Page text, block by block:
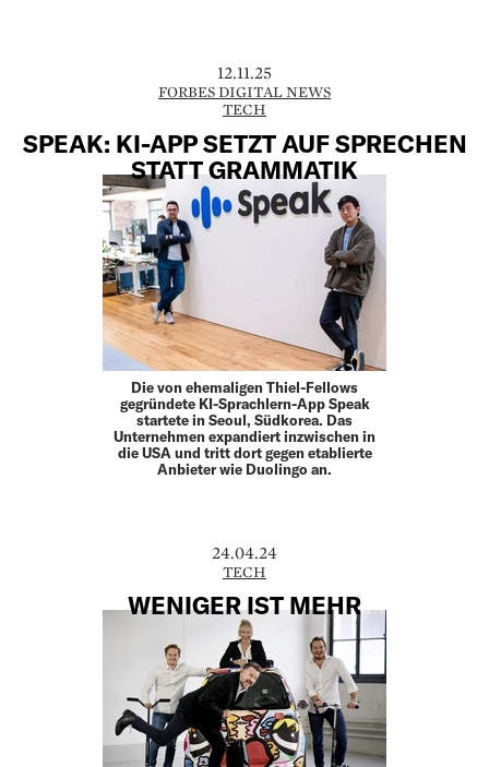
12.11.25
FORBES DIGITAL NEWS
TECH
SPEAK: KI-APP SETZT AUF SPRECHEN
STATT GRAMMATIK
Die von ehemaligen Thiel-Fellows
gegründete KI-Sprachlern-App Speak
startete in Seoul, Südkorea. Das
Unternehmen expandiert inzwischen in
die USA und tritt dort gegen etablierte
Anbieter wie Duolingo an.
24.04.24
TECH
WENIGER IST MEHR